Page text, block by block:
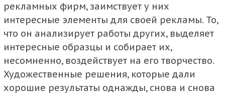
рекламных фирм, заимствует у них
интересные элементы для своей рекламы. То,
что он анализирует работы других, выделяет
интересные образцы и собирает их,
несомненно, воздействует на его творчество.
Художественные решения, которые дали
хорошие результаты однажды, снова и снова